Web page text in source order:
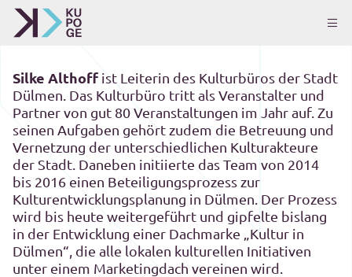
Silke Althoffist Leiterin des Kulturbüros der Stadt
Dülmen. Das Kulturbüro tritt als Veranstalter und
Partner von gut 80 Veranstaltungen im Jahr auf. Zu
seinen Aufgaben gehört zudem die Betreuung und
Vernetzung der unterschiedlichen Kulturakteure
der Stadt. Daneben initiierte das Team von 2014
bis 2016 einen Beteiligungsprozess zur
Kulturentwicklungsplanung in Dülmen. Der Prozess
wird bis heute weitergeführt und gipfelte bislang
in der Entwicklung einer Dachmarke „Kultur in
Dülmen“, die alle lokalen kulturellen Initiativen
unter einem Marketingdach vereinen wird.